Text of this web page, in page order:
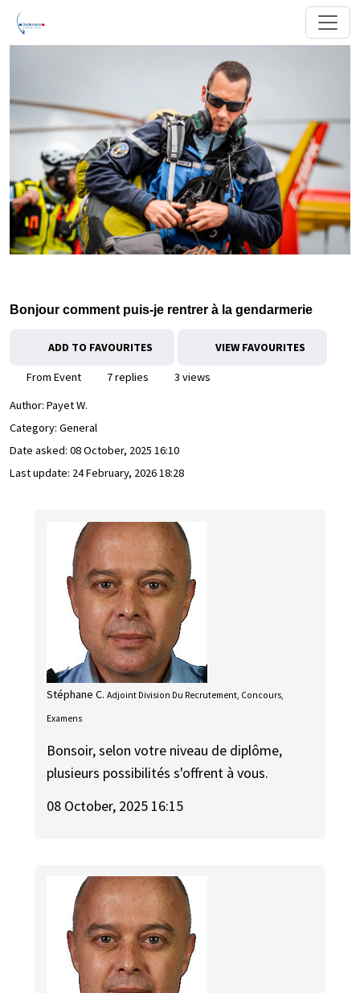
Bonjour comment puis-je rentrer à la gendarmerie
ADD TO FAVOURITES VIEW FAVOURITES
From Event 7 replies
3 views
Author: Payet W.
Category: General
Date asked: 08 October, 2025 16:10
Last update: 24 February, 2026 18:28
Stéphane C. Adjoint Division Du Recrutement, Concours,
Examens
Bonsoir, selon votre niveau de diplôme,
plusieurs possibilités s'offrent à vous.
08 October, 2025 16:15